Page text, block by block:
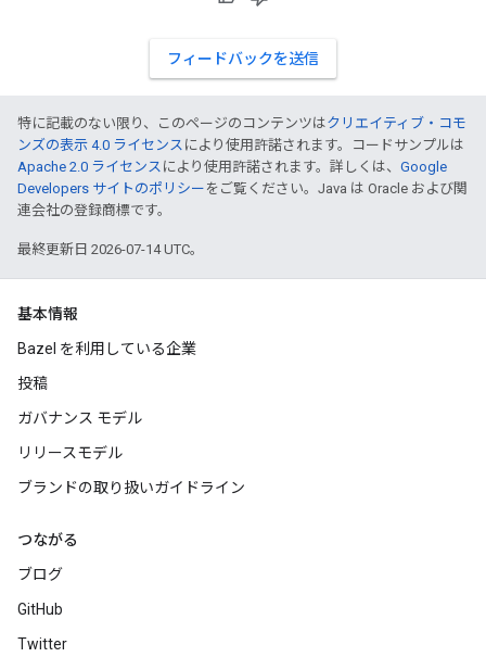
フィードバックを送信
特に記載のない限り、このページのコンテンツはクリエイティブ・コモ
ンズの表示 4.0 ライセンス により使用許諾されます。コードサンプルは
Apache 2.0 ライセンス により使用許諾されます。詳しくは、 Google
Developers サイトのポリシー をご覧ください。Java は Oracle および関
連会社の登録商標です。
最終更新日 2026-07-14 UTC。
基本情報
Bazel を利用している企業
投稿
ガバナンス モデル
リリースモデル
ブランドの取り扱いガイドライン
つながる
ブログ
GitHub
Twitter